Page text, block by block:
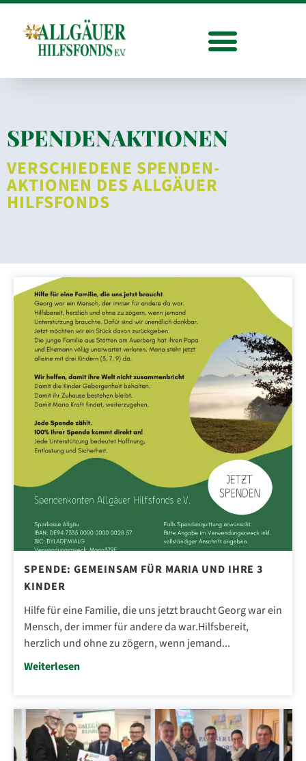
SPENDEN­AKTIONEN
VERSCHIEDENE SPENDEN­
AKTIONEN DES ALLGÄUER
HILFSFONDS
SPENDE: GEMEINSAM FÜR MARIA UND IHRE 3
KINDER
Hilfe für eine Familie, die uns jetzt braucht Georg war ein
Mensch, der immer für andere da war.Hilfsbereit,
herzlich und ohne zu zögern, wenn jemand...
Weiterlesen